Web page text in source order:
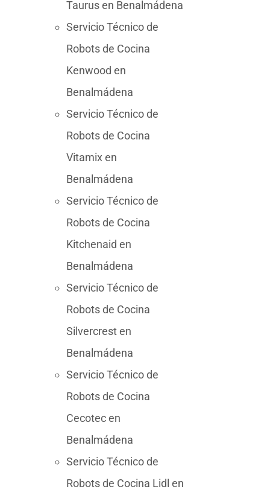
Taurus en Benalmádena
Servicio Técnico de
Robots de Cocina
Kenwood en
Benalmádena
Servicio Técnico de
Robots de Cocina
Vitamix en
Benalmádena
Servicio Técnico de
Robots de Cocina
Kitchenaid en
Benalmádena
Servicio Técnico de
Robots de Cocina
Silvercrest en
Benalmádena
Servicio Técnico de
Robots de Cocina
Cecotec en
Benalmádena
Servicio Técnico de
Robots de Cocina Lidl en